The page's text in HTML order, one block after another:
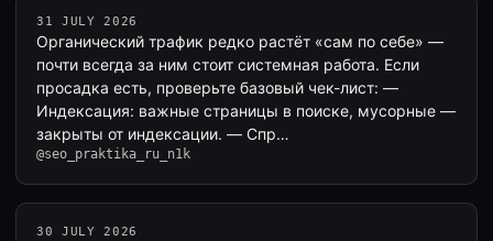
31 JULY 2026
Органический трафик редко растёт «сам по себе» —
почти всегда за ним стоит системная работа. Если
просадка есть, проверьте базовый чек-лист: —
Индексация: важные страницы в поиске, мусорные —
закрыты от индексации. — Спр…
@seo_praktika_ru_n1k
30 JULY 2026